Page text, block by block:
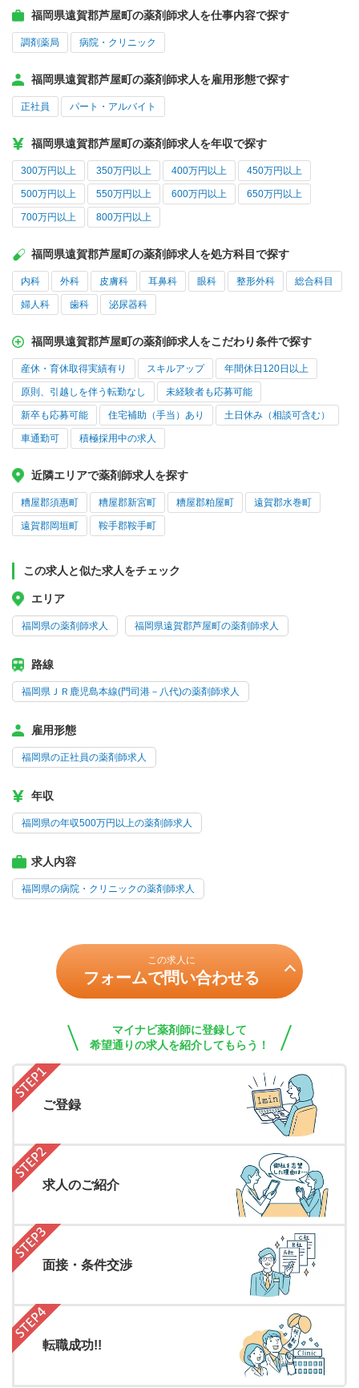
福岡県遠賀郡芦屋町の薬剤師求人を仕事内容で探す
調剤薬局 病院・クリニック
福岡県遠賀郡芦屋町の薬剤師求人を雇用形態で探す
正社員 パート・アルバイト
福岡県遠賀郡芦屋町の薬剤師求人を年収で探す
300万円以上 350万円以上 400万円以上 450万円以上
500万円以上 550万円以上 600万円以上 650万円以上
700万円以上 800万円以上
福岡県遠賀郡芦屋町の薬剤師求人を処方科目で探す
内科 外科 皮膚科 耳鼻科 眼科 整形外科 総合科目
婦人科 歯科 泌尿器科
福岡県遠賀郡芦屋町の薬剤師求人をこだわり条件で探す
産休・育休取得実績有り スキルアップ 年間休日120日以上
原則、引越しを伴う転勤なし 未経験者も応募可能
新卒も応募可能 住宅補助（手当）あり 土日休み（相談可含む）
車通勤可 積極採用中の求人
近隣エリアで薬剤師求人を探す
糟屋郡須惠町 糟屋郡新宮町 糟屋郡粕屋町 遠賀郡水巻町
遠賀郡岡垣町 鞍手郡鞍手町
この求人と似た求人をチェック
エリア
福岡県の薬剤師求人 福岡県遠賀郡芦屋町の薬剤師求人
路線
福岡県ＪＲ鹿児島本線(門司港－八代)の薬剤師求人
雇用形態
福岡県の正社員の薬剤師求人
年収
福岡県の年収500万円以上の薬剤師求人
求人内容
福岡県の病院・クリニックの薬剤師求人
この求人に
フォームで問い合わせる
マイナビ薬剤師に登録して
希望通りの求人を紹介してもらう！
ご登録
求人のご紹介
面接・条件交渉
転職成功!!